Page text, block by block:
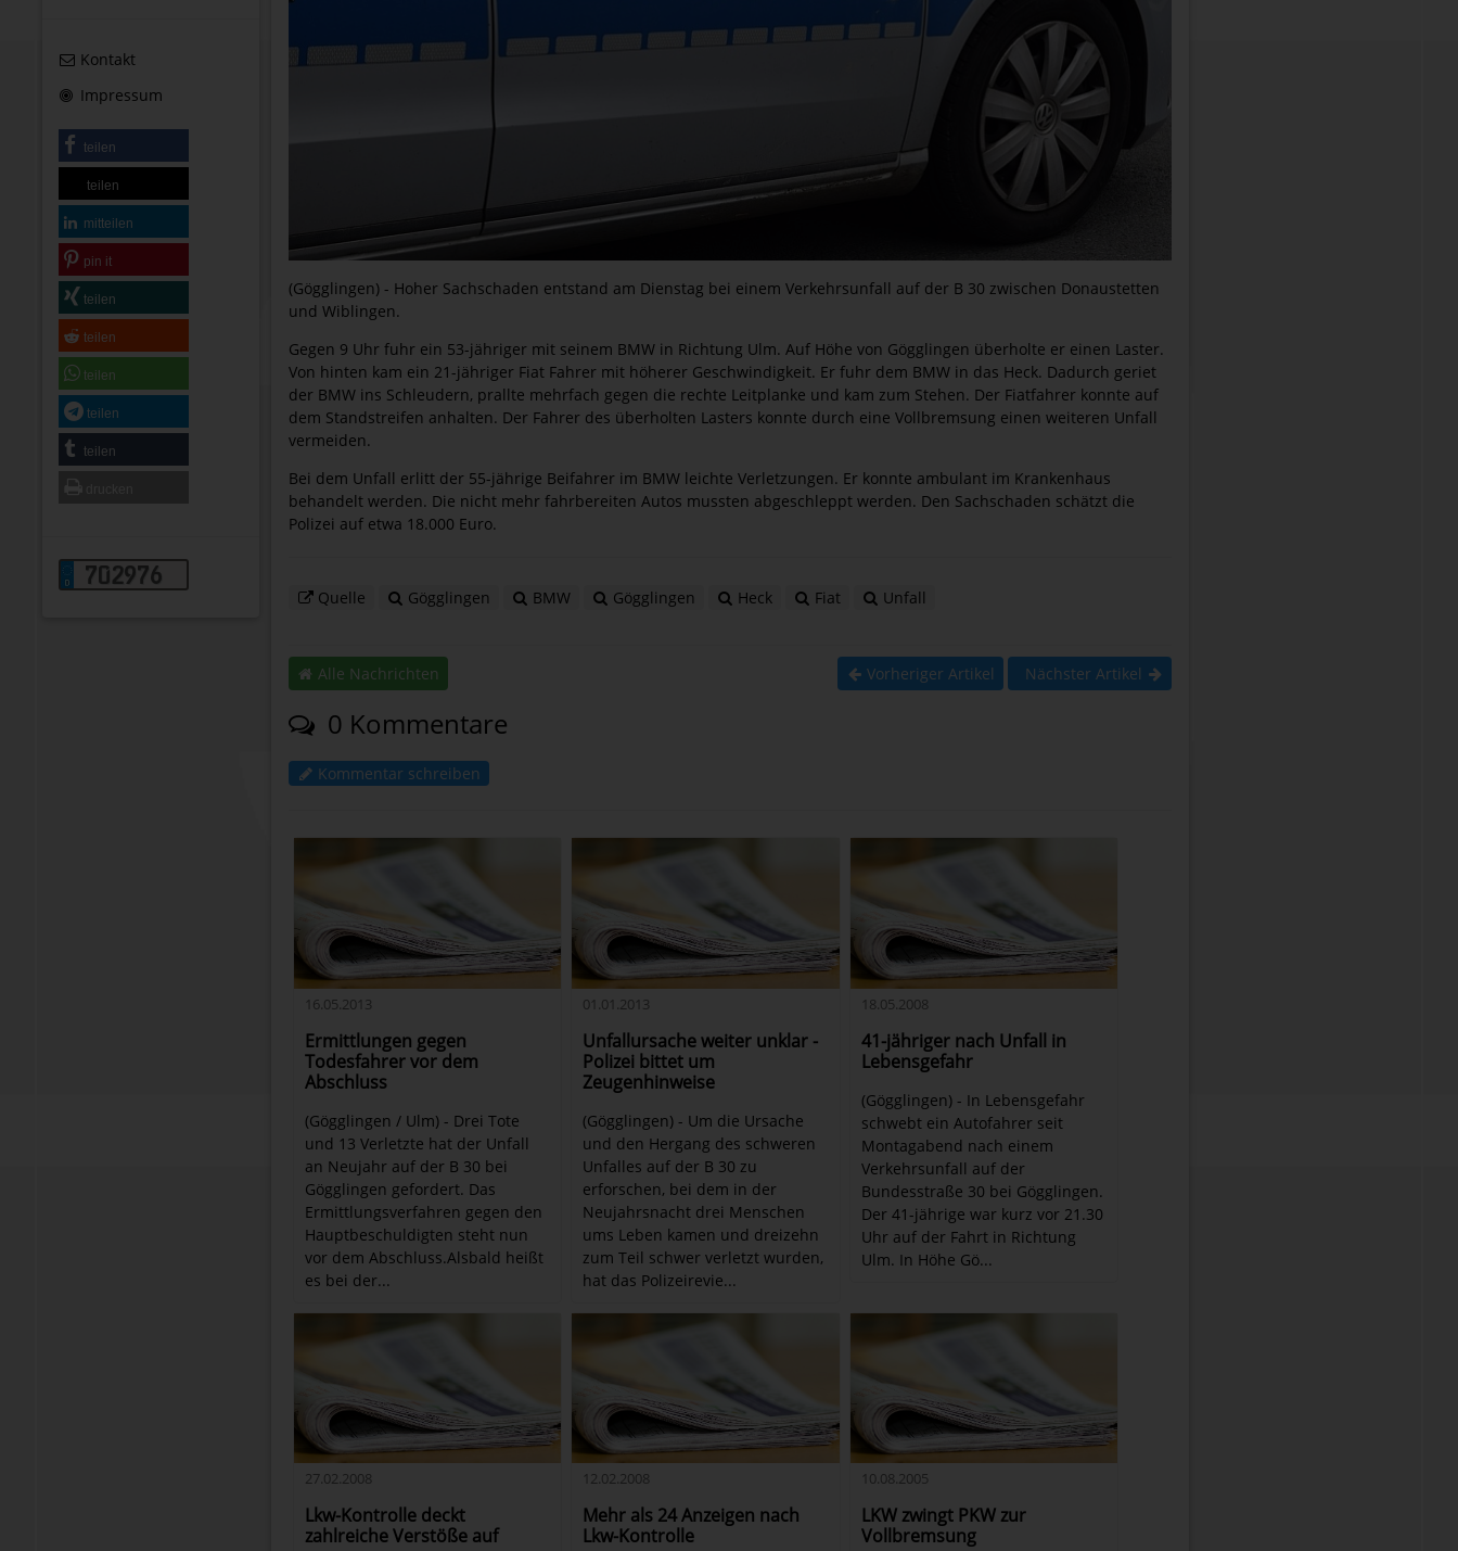
Kontakt
Impressum
teilen
teilen
mitteilen
pin it
teilen
teilen
teilen
teilen
teilen
702976
(Gögglingen) - Hoher Sachschaden entstand am Dienstag bei einem Verkehrsunfall auf der B 30 zwischen Donaustetten
und Wiblingen.
Gegen 9 Uhr fuhr ein 53-jähriger mit seinem BMW in Richtung Ulm. Auf Höhe von Gögglingen überholte er einen Laster.
Von hinten kam ein 21-jähriger Fiat Fahrer mit höherer Geschwindigkeit. Er fuhr dem BMW in das Heck. Dadurch geriet
der BMW ins Schleudern, prallte mehrfach gegen die rechte Leitplanke und kam zum Stehen. Der Fiatfahrer konnte auf
dem Standstreifen anhalten. Der Fahrer des überholten Lasters konnte durch eine Vollbremsung einen weiteren Unfall
vermeiden.
Bei dem Unfall erlitt der 55-jährige Beifahrer im BMW leichte Verletzungen. Er konnte ambulant im Krankenhaus
behandelt werden. Die nicht mehr fahrbereiten Autos mussten abgeschleppt werden. Den Sachschaden schätzt die
Polizei auf etwa 18.000 Euro.
Quelle Gögglingen BMW Gögglingen Heck Fiat Unfall
Alle Nachrichten Vorheriger Artikel Nächster Artikel
0 Kommentare
Kommentar schreiben
16.05.2013
Ermittlungen gegen
Todesfahrer vor dem
Abschluss
(Gögglingen / Ulm) - Drei Tote
und 13 Verletzte hat der Unfall
an Neujahr auf der B 30 bei
Gögglingen gefordert. Das
Ermittlungsverfahren gegen den
Hauptbeschuldigten steht nun
vor dem Abschluss.Alsbald heißt
es bei der...
01.01.2013
Unfallursache weiter unklar -
Polizei bittet um
Zeugenhinweise
(Gögglingen) - Um die Ursache
und den Hergang des schweren
Unfalles auf der B 30 zu
erforschen, bei dem in der
Neujahrsnacht drei Menschen
ums Leben kamen und dreizehn
zum Teil schwer verletzt wurden,
hat das Polizeirevie...
18.05.2008
41-jähriger nach Unfall in
Lebensgefahr
(Gögglingen) - In Lebensgefahr
schwebt ein Autofahrer seit
Montagabend nach einem
Verkehrsunfall auf der
Bundesstraße 30 bei Gögglingen.
Der 41-jährige war kurz vor 21.30
Uhr auf der Fahrt in Richtung
Ulm. In Höhe Gö...
27.02.2008
Lkw-Kontrolle deckt
zahlreiche Verstöße auf
12.02.2008
Mehr als 24 Anzeigen nach
Lkw-Kontrolle
10.08.2005
LKW zwingt PKW zur
Vollbremsung